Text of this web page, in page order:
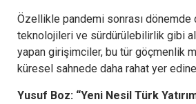
Özellikle pandemi sonrası dönemde
teknolojileri ve sürdürülebilirlik gibi
yapan girişimciler, bu tür göçmenlik
küresel sahnede daha rahat yer
Yusuf Boz: “Yeni Nesil Türk